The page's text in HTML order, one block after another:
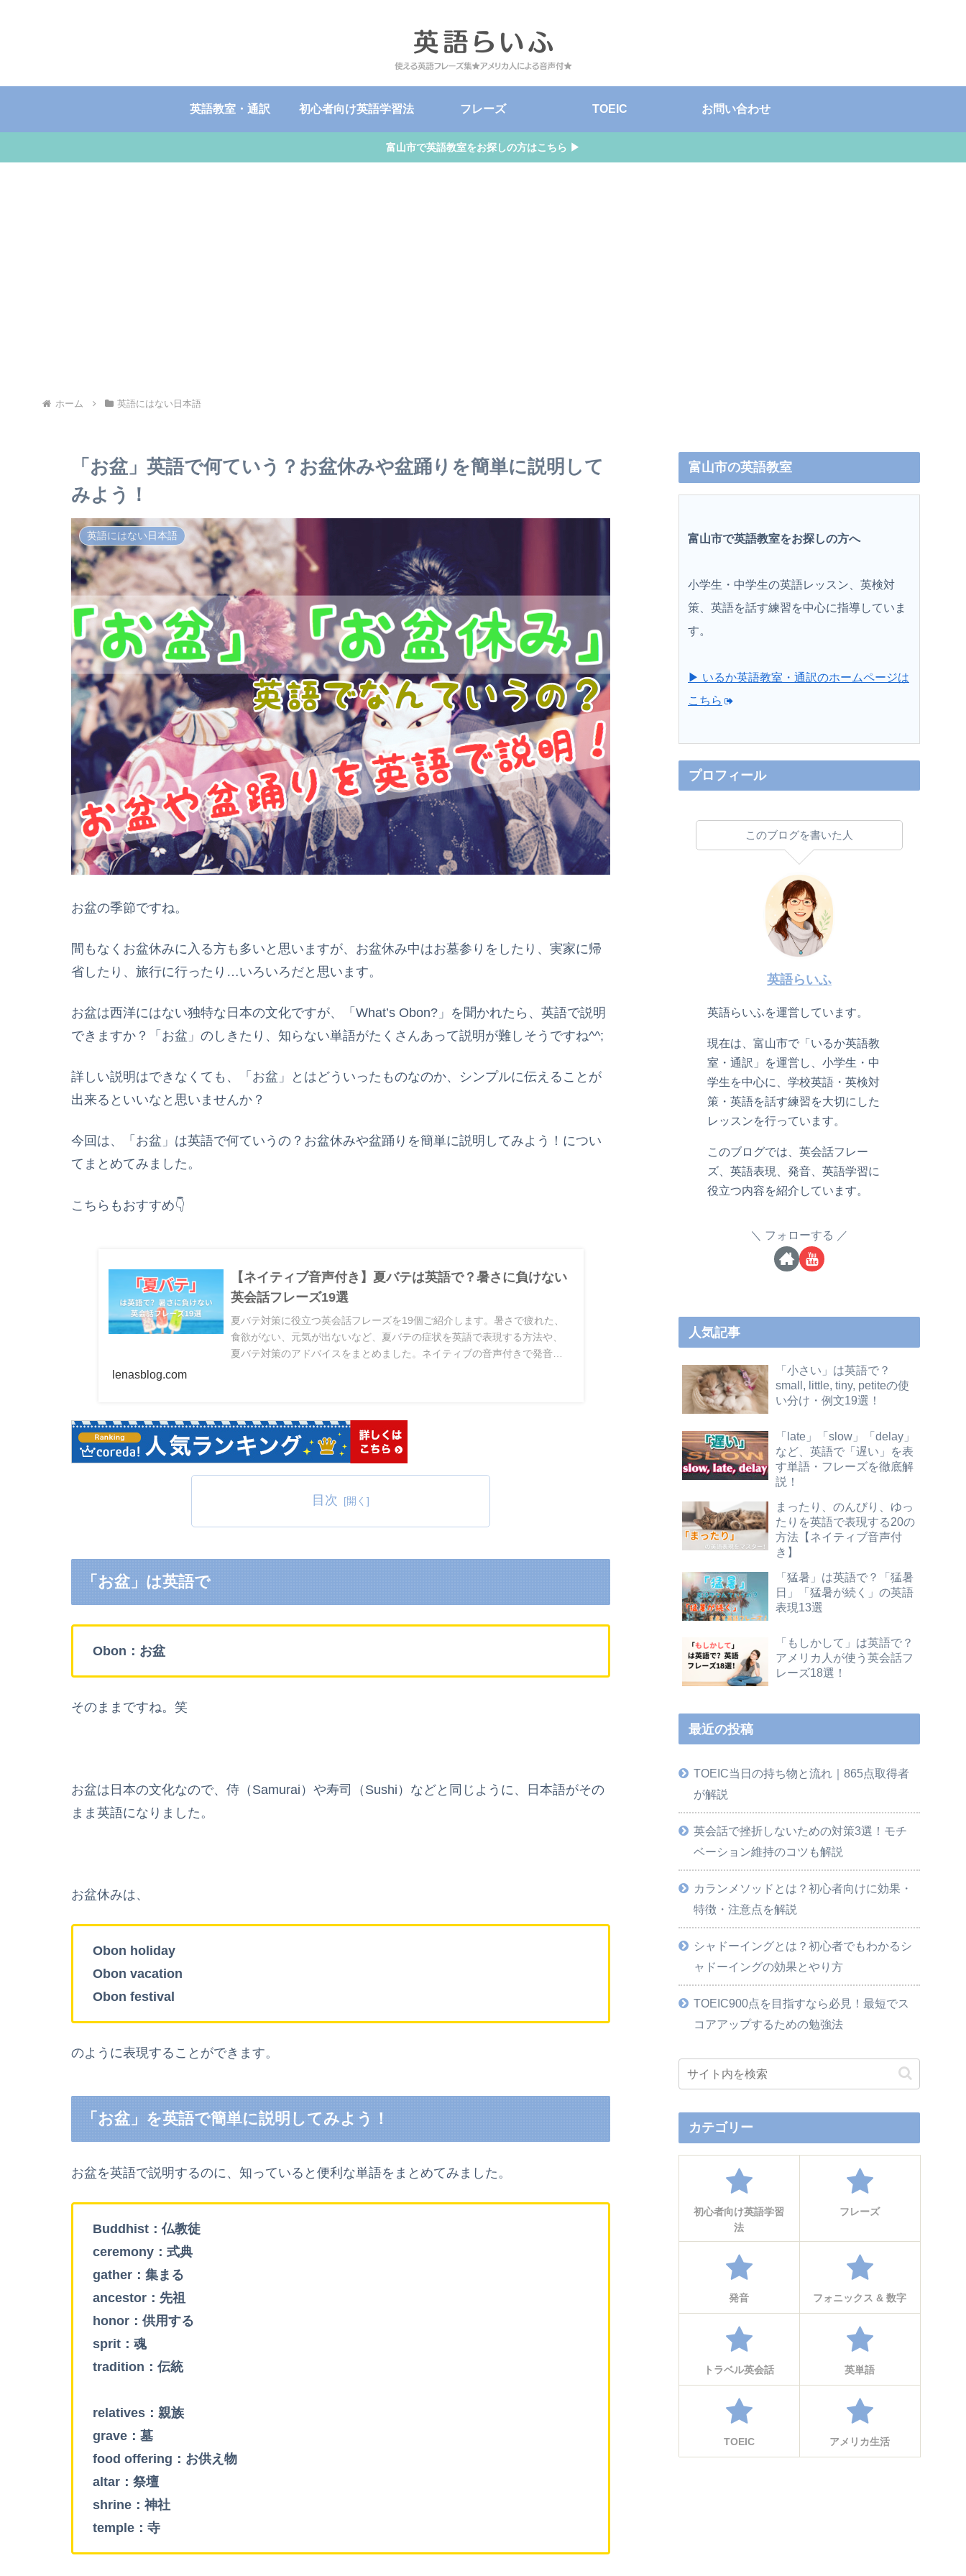
英語教室・通訳 初心者向け英語学習法 フレーズ TOEIC お問い合わせ
富山市で英語教室をお探しの方はこちら ▶
ホーム 英語にはない日本語
「お盆」英語で何ていう？お盆休みや盆踊りを簡単に説明して
みよう！
英語にはない日本語
お盆の季節ですね。
間もなくお盆休みに入る方も多いと思いますが、お盆休み中はお墓参りをしたり、実家に帰
省したり、旅行に行ったり…いろいろだと思います。
お盆は西洋にはない独特な日本の文化ですが、「What’s Obon?」を聞かれたら、英語で説明
できますか？「お盆」のしきたり、知らない単語がたくさんあって説明が難しそうですね^^;
詳しい説明はできなくても、「お盆」とはどういったものなのか、シンプルに伝えることが
出来るといいなと思いませんか？
今回は、「お盆」は英語で何ていうの？お盆休みや盆踊りを簡単に説明してみよう！につい
てまとめてみました。
こちらもおすすめ👇
【ネイティブ音声付き】夏バテは英語で？暑さに負けない
英会話フレーズ19選
夏バテ対策に役立つ英会話フレーズを19個ご紹介します。暑さで疲れた、
食欲がない、元気が出ないなど、夏バテの症状を英語で表現する方法や、
夏バテ対策のアドバイスをまとめました。ネイティブの音声付きで発音も
lenasblog.com
目次
「お盆」は英語で
Obon：お盆
そのままですね。笑
お盆は日本の文化なので、侍（Samurai）や寿司（Sushi）などと同じように、日本語がその
まま英語になりました。
お盆休みは、
Obon holiday
Obon vacation
Obon festival
のように表現することができます。
「お盆」を英語で簡単に説明してみよう！
お盆を英語で説明するのに、知っていると便利な単語をまとめてみました。
Buddhist：仏教徒
ceremony：式典
gather：集まる
ancestor：先祖
honor：供用する
sprit：魂
tradition：伝統
relatives：親族
grave：墓
food offering：お供え物
altar：祭壇
shrine：神社
temple：寺
富山市の英語教室
富山市で英語教室をお探しの方へ
小学生・中学生の英語レッスン、英検対
策、英語を話す練習を中心に指導していま
す。
▶ いるか英語教室・通訳のホームページは
こちら
プロフィール
このブログを書いた人
英語らいふ
英語らいふを運営しています。
現在は、富山市で「いるか英語教
室・通訳」を運営し、小学生・中
学生を中心に、学校英語・英検対
策・英語を話す練習を大切にした
レッスンを行っています。
このブログでは、英会話フレー
ズ、英語表現、発音、英語学習に
役立つ内容を紹介しています。
フォローする
人気記事
「小さい」は英語で？
small, little, tiny, petiteの使
い分け・例文19選！
「late」「slow」「delay」
など、英語で「遅い」を表
す単語・フレーズを徹底解
説！
まったり、のんびり、ゆっ
たりを英語で表現する20の
方法【ネイティブ音声付
き】
「猛暑」は英語で？「猛暑
日」「猛暑が続く」の英語
表現13選
「もしかして」は英語で？
アメリカ人が使う英会話フ
レーズ18選！
最近の投稿
TOEIC当日の持ち物と流れ｜865点取得者
が解説
英会話で挫折しないための対策3選！モチ
ベーション維持のコツも解説
カランメソッドとは？初心者向けに効果・
特徴・注意点を解説
シャドーイングとは？初心者でもわかるシ
ャドーイングの効果とやり方
TOEIC900点を目指すなら必見！最短でス
コアアップするための勉強法
カテゴリー
初心者向け英語学習
法
フレーズ
発音 フォニックス & 数字
トラベル英会話 英単語
TOEIC アメリカ生活